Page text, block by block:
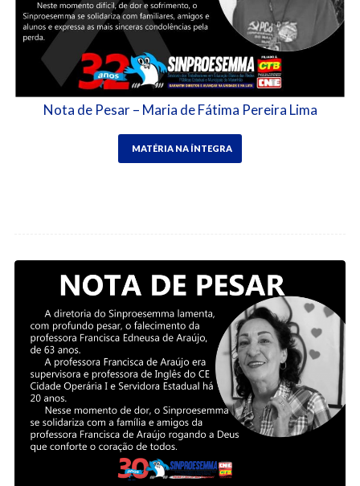
Nota de Pesar – Maria de Fátima Pereira Lima
MATÉRIA NA ÍNTEGRA